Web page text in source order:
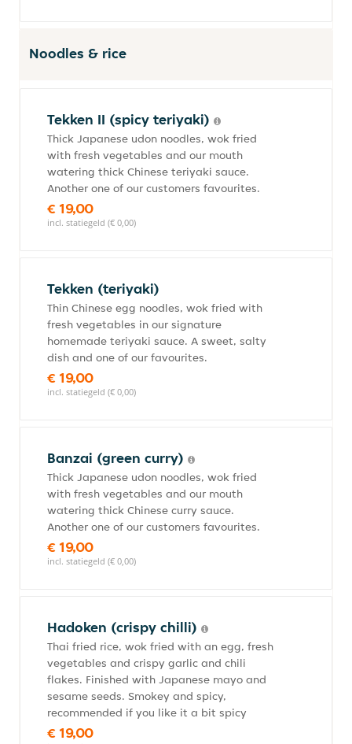
Noodles & rice
Tekken II (spicy teriyaki)
Thick Japanese udon noodles, wok fried
with fresh vegetables and our mouth
watering thick Chinese teriyaki sauce.
Another one of our customers favourites.
€ 19,00
incl. statiegeld (€ 0,00)
Tekken (teriyaki)
Thin Chinese egg noodles, wok fried with
fresh vegetables in our signature
homemade teriyaki sauce. A sweet, salty
dish and one of our favourites.
€ 19,00
incl. statiegeld (€ 0,00)
Banzai (green curry)
Thick Japanese udon noodles, wok fried
with fresh vegetables and our mouth
watering thick Chinese curry sauce.
Another one of our customers favourites.
€ 19,00
incl. statiegeld (€ 0,00)
Hadoken (crispy chilli)
Thai fried rice, wok fried with an egg, fresh
vegetables and crispy garlic and chili
flakes. Finished with Japanese mayo and
sesame seeds. Smokey and spicy,
recommended if you like it a bit spicy
€ 19,00